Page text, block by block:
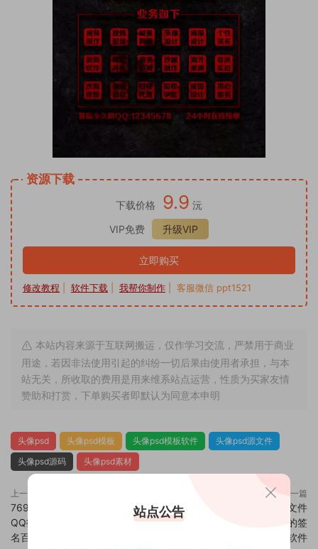
资源下载
下载价格 9.9 沅
VIP免费
升级VIP
立即购买
修改教程 软件下载 我帮你制作 | 客服微信 ppt1521
本站内容来源于互联网搬运，仅作学习交流，严禁用于商业
用途，若因非法使用引起的纠纷一切后果由使用者承担，与本
站无关，所收取的费用是用来维系站点运营，性质为买家友情
赞助和打赏，下单购买者即默认为同意本申明
头像psd 头像psd模板 头像psd模板软件
头像psd源文件
头像psd源码
头像psd素材
上一篇
769头像psd素材源码模板源文件
QQ微信抖音快手小红书很火的签
名百家姓氏头像制作教程软件
下一篇
771头像psd素材源码模板源文件
QQ微信抖音快手小红书很火的签
名百家姓氏头像制作教程软件
站点公告